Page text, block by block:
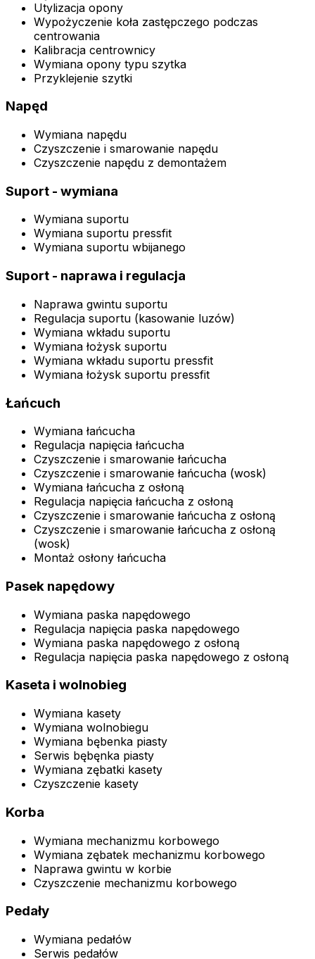
Utylizacja opony
Wypożyczenie koła zastępczego podczas
centrowania
Kalibracja centrownicy
Wymiana opony typu szytka
Przyklejenie szytki
Napęd
Wymiana napędu
Czyszczenie i smarowanie napędu
Czyszczenie napędu z demontażem
Suport - wymiana
Wymiana suportu
Wymiana suportu pressfit
Wymiana suportu wbijanego
Suport - naprawa i regulacja
Naprawa gwintu suportu
Regulacja suportu (kasowanie luzów)
Wymiana wkładu suportu
Wymiana łożysk suportu
Wymiana wkładu suportu pressfit
Wymiana łożysk suportu pressfit
Łańcuch
Wymiana łańcucha
Regulacja napięcia łańcucha
Czyszczenie i smarowanie łańcucha
Czyszczenie i smarowanie łańcucha (wosk)
Wymiana łańcucha z osłoną
Regulacja napięcia łańcucha z osłoną
Czyszczenie i smarowanie łańcucha z osłoną
Czyszczenie i smarowanie łańcucha z osłoną
(wosk)
Montaż osłony łańcucha
Pasek napędowy
Wymiana paska napędowego
Regulacja napięcia paska napędowego
Wymiana paska napędowego z osłoną
Regulacja napięcia paska napędowego z osłoną
Kaseta i wolnobieg
Wymiana kasety
Wymiana wolnobiegu
Wymiana bębenka piasty
Serwis bębęnka piasty
Wymiana zębatki kasety
Czyszczenie kasety
Korba
Wymiana mechanizmu korbowego
Wymiana zębatek mechanizmu korbowego
Naprawa gwintu w korbie
Czyszczenie mechanizmu korbowego
Pedały
Wymiana pedałów
Serwis pedałów